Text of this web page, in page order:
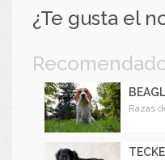
¿Te gusta el
Razas